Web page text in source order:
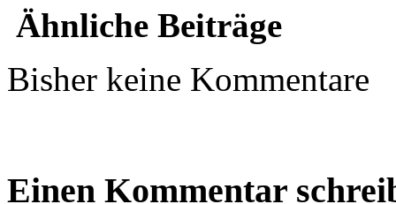
Ähnliche Beiträge
Bisher keine Kommentare
Einen Kommentar